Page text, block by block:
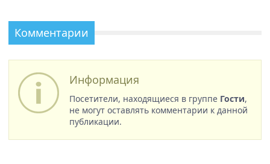
Комментарии
Информация
Посетители, находящиеся в группе Гости,
не могут оставлять комментарии к данной
публикации.